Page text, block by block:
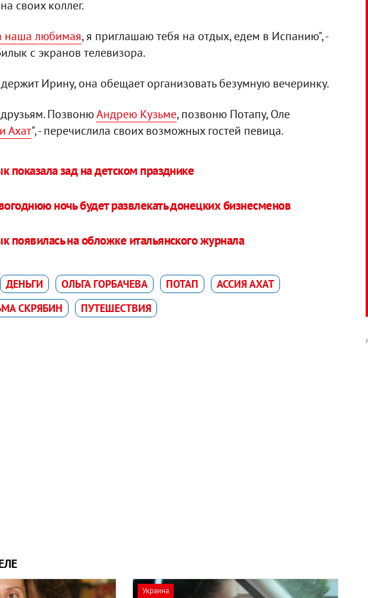
своих коллег.
наша любимая, я приглашаю тебя на отдых, едем в Испанию", -
с экранов телевизора.
Ирину, она обещает организовать безумную вечеринку.
ПозвонюАндрею Кузьме, позвоню Потапу, Оле
Ахат", - перечислила своих возможных гостей певица.
показала зад на детском празднике
ночь будет развлекать донецких бизнесменов
появилась на обложке итальянского журнала
ДЕНЬГИ ОЛЬГА ГОРБАЧЕВА ПОТАП
АССИЯ АХАТ
СКРЯБИН ПУТЕШЕСТВИЯ
Украина